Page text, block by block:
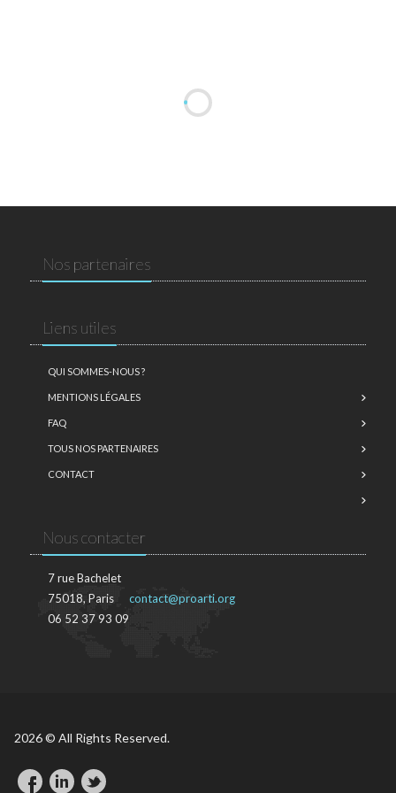
Nos partenaires
Liens utiles
QUI SOMMES-NOUS ?
MENTIONS LÉGALES
FAQ
TOUS NOS PARTENAIRES
CONTACT
Nous contacter
7 rue Bachelet
75018, Paris
06 52 37 93 09
contact@proarti.org
2026 © All Rights Reserved.